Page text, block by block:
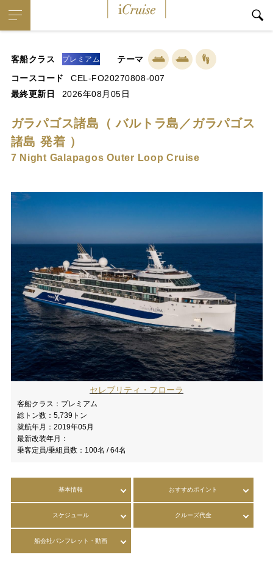
客船クラス プレミアム
テーマ
コースコード
CEL-FO20270808-007
最終更新日
2026年08月05日
ガラパゴス諸島（ バルトラ島／ガラパゴス
諸島 発着 ）
7 Night Galapagos Outer Loop Cruise
セレブリティ・フローラ
客船クラス： プレミアム
総トン数： 5,739トン
就航年月： 2019年05月
最新改装年月：
乗客定員/乗組員数： 100名 / 64名
基本情報 おすすめポイント
スケジュール クルーズ代金
船会社パンフレット・動画